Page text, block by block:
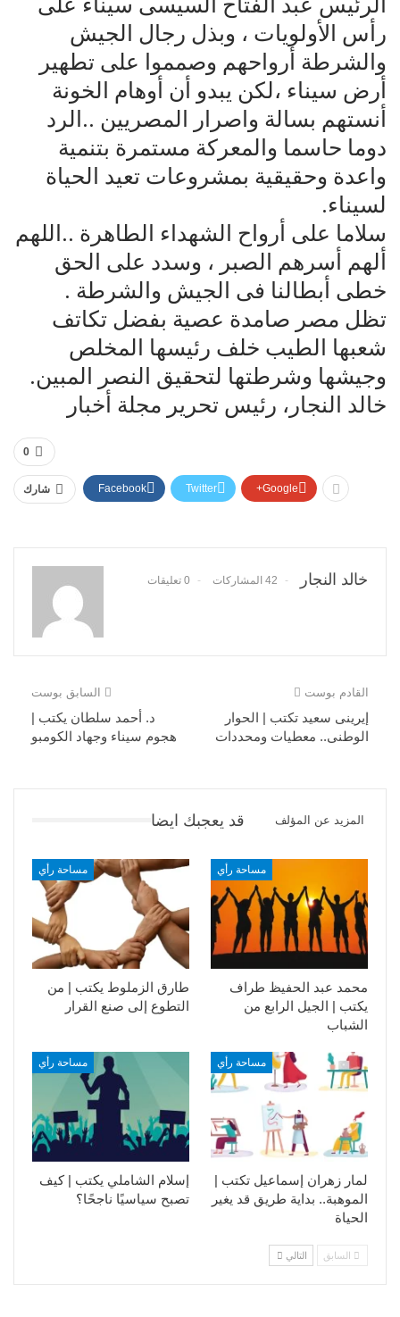
رأس الأولويات ، وبذل رجال الجيش
والشرطة أرواحهم وصمموا على تطهير
أرض سيناء ،لكن يبدو أن أوهام الخونة
أنستهم بسالة واصرار المصريين ..الرد
دوما حاسما والمعركة مستمرة بتنمية
واعدة وحقيقية بمشروعات تعيد الحياة
لسيناء.
سلاما على أرواح الشهداء الطاهرة ..اللهم
ألهم أسرهم الصبر ، وسدد على الحق
خطى أبطالنا فى الجيش والشرطة .
تظل مصر صامدة عصية بفضل تكاتف
شعبها الطيب خلف رئيسها المخلص
وجيشها وشرطتها لتحقيق النصر المبين.
خالد النجار، رئيس تحرير مجلة أخبار
0
شارك Facebook Twitter Google+
خالد النجار 42 المشاركات 0 تعليقات
السابق بوست
د. أحمد سلطان يكتب |
هجوم سيناء وجهاد الكومبو
القادم بوست
إيرينى سعيد تكتب | الحوار
الوطنى.. معطيات ومحددات
قد يعجبك ايضا المزيد عن المؤلف
مساحة رأي
طارق الزملوط يكتب | من
التطوع إلى صنع القرار
مساحة رأي
محمد عبد الحفيظ طراف
يكتب | الجيل الرابع من
الشباب
مساحة رأي
إسلام الشاملي يكتب | كيف
تصبح سياسيًا ناجحًا؟
مساحة رأي
لمار زهران إسماعيل تكتب |
الموهبة.. بداية طريق قد يغير
الحياة
السابق التالي